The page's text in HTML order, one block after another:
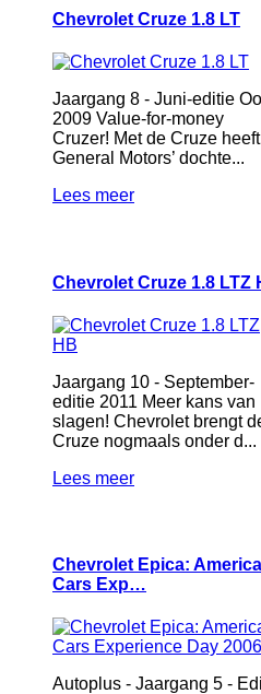
Chevrolet Cruze 1.8 LT
Jaargang 8 - Juni-editie
2009 Value-for-money
Cruzer! Met de Cruze heeft
General Motors’ dochte...
Lees meer
Chevrolet Cruze 1.8 LTZ
Jaargang 10 - September-
editie 2011 Meer kans van
slagen! Chevrolet brengt
Cruze nogmaals onder d...
Lees meer
Chevrolet Epica:
Cars Exp…
Autoplus - Jaargang 5 -